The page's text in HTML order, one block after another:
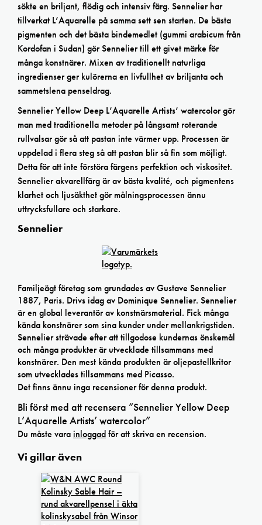
sökte en briljant, flödig och intensiv färg. Sennelier har
tillverkat L’Aquarelle på samma sett sen starten. De bästa
pigmenten och det bästa bindemedlet (gummi arabicum från
Kordofan i Sudan) gör Sennelier till ett givet märke för
många konstnärer. Mixen av traditionellt naturliga
ingredienser ger kulörerna en livfullhet av briljanta och
sammetslena penseldrag.
Sennelier Yellow Deep L’Aquarelle Artists’ watercolor gör
man med traditionella metoder på långsamt roterande
rullvalsar gör så att pastan inte värmer upp. Processen är
uppdelad i flera steg så att pastan blir så fin som möjligt.
Detta för att inte förstöra färgens perfektion och viskositet.
Sennelier akvarellfärg är av bästa kvalité, och pigmentens
klarhet och ljusäkthet gör målningsprocessen ännu
uttrycksfullare och starkare.
Sennelier
Familjeägt företag som grundades av Gustave Sennelier
1887, Paris. Drivs idag av Dominique Sennelier. Sennelier
är en global leverantör av konstnärsmaterial. Fick många
kända konstnärer som sina kunder under mellankrigstiden.
Sennelier strävade efter att tillgodose kundernas önskemål
och många produkter är utvecklade tillsammans med
konstnärer. Den mest kända produkten är oljepastellkritor
som utvecklades tillsammans med Picasso.
Det finns ännu inga recensioner för denna produkt.
Bli först med att recensera ”Sennelier Yellow Deep
L’Aquarelle Artists’ watercolor”
Du måste varainloggadför att skriva en recension.
Vi gillar även